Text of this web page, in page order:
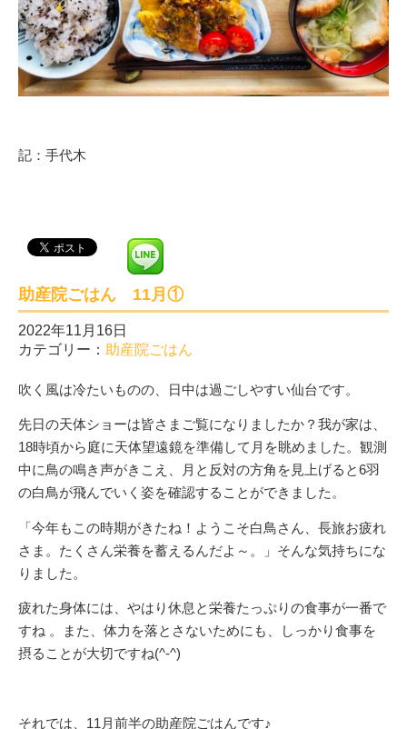
記：手代木
助産院ごはん 11月①
2022年11月16日
カテゴリー： 助産院ごはん
吹く風は冷たいものの、日中は過ごしやすい仙台です。
先日の天体ショーは皆さまご覧になりましたか？我が家は、
18時頃から庭に天体望遠鏡を準備して月を眺めました。観測
中に鳥の鳴き声がきこえ、月と反対の方角を見上げると6羽
の白鳥が飛んでいく姿を確認することができました。
「今年もこの時期がきたね！ようこそ白鳥さん、長旅お疲れ
さま。たくさん栄養を蓄えるんだよ～。」そんな気持ちにな
りました。
疲れた身体には、やはり休息と栄養たっぷりの食事が一番で
すね 。また、体力を落とさないためにも、しっかり食事を
摂ることが大切ですね(^-^)
それでは、11月前半の助産院ごはんです♪